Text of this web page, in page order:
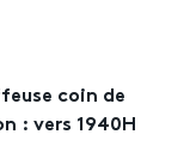
coin de
: vers 1940H